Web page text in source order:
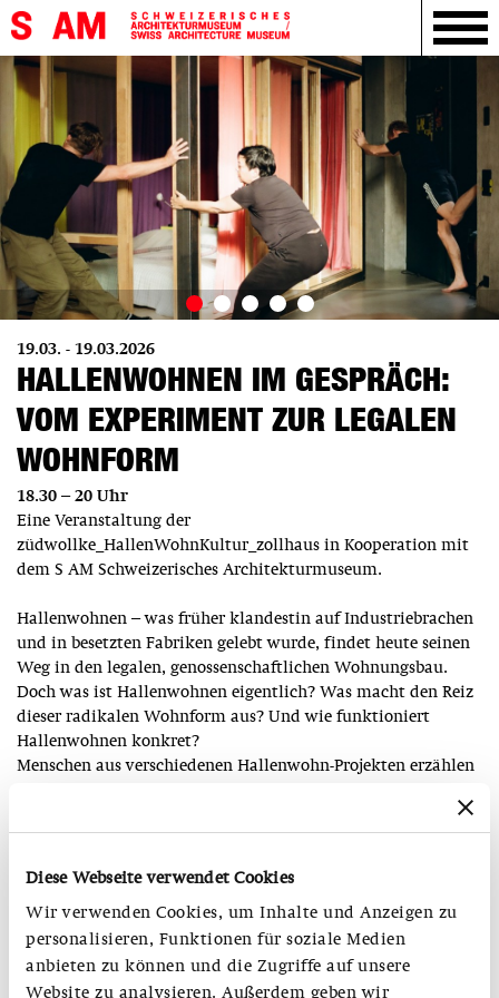
Diese Webseite verwendet Cookies
Wir verwenden Cookies, um Inhalte und Anzeigen zu
personalisieren, Funktionen für soziale Medien
anbieten zu können und die Zugriffe auf unsere
Website zu analysieren. Außerdem geben wir
19.03. - 19.03.2026
HALLENWOHNEN IM GESPRÄCH:
VOM EXPERIMENT ZUR LEGALEN
WOHNFORM
18.30 – 20 Uhr
Eine Veranstaltung der
züdwollke_HallenWohnKultur_zollhaus in Kooperation mit
dem S AM Schweizerisches Architekturmuseum.
Hallenwohnen – was früher klandestin auf Industriebrachen
und in besetzten Fabriken gelebt wurde, findet heute seinen
Weg in den legalen, genossenschaftlichen Wohnungsbau.
Doch was ist Hallenwohnen eigentlich? Was macht den Reiz
dieser radikalen Wohnform aus? Und wie funktioniert
Hallenwohnen konkret?
Menschen aus verschiedenen Hallenwohn-Projekten erzählen
interessieren, bereits in Hallen wohnen oder vermeintlich nie
in Hallen wohnen werden!
Mit: Nina Vollbracht, Yanik Wagner, Mätti Wüthrich